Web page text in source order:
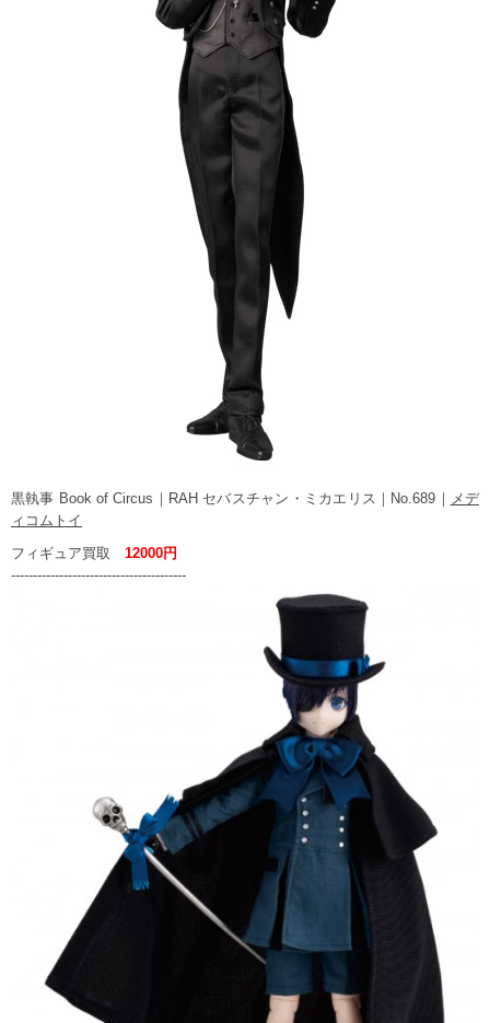
黒執事 Book of Circus｜RAH セバスチャン・ミカエリス｜No.689｜ メデ
ィコムトイ
フィギュア買取 12000円
----------------------------------------